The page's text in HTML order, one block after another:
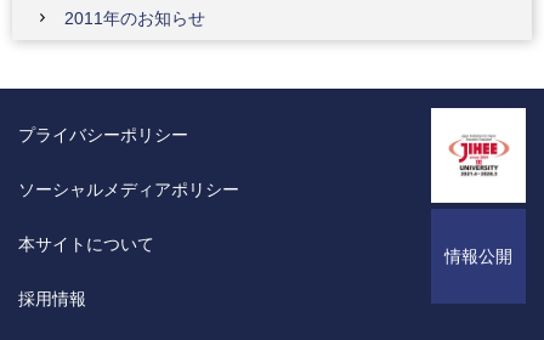
2011年のお知らせ
情報公開
プライバシーポリシー
ソーシャルメディアポリシー
本サイトについて
採用情報